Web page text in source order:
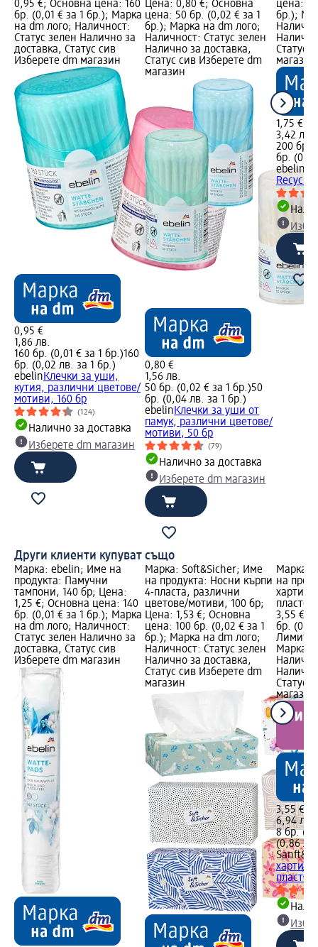
0,95 €; Основна цена: 160
бр. (0,01 € за 1 бр.); Марка
на dm лого; Наличност:
Статус зелен Налично за
доставка, Статус сив
Изберете dm магазин
0,95 €
1,86 лв.
160 бр. (0,01 € за 1 бр.)160
бр. (0,02 лв. за 1 бр.)
ebelinКлечки за уши,
кутия, различни цветове/
мотиви, 160 бр
(124)
Налично за доставка
Изберете dm магазин
Цена: 0,80 €; Основна
цена: 50 бр. (0,02 € за 1
бр.); Марка на dm лого;
Наличност: Статус зелен
Налично за доставка,
Статус сив Изберете dm
магазин
0,80 €
1,56 лв.
50 бр. (0,02 € за 1 бр.)50
бр. (0,04 лв. за 1 бр.)
ebelinКлечки за уши от
памук, различни цветове/
мотиви, 50 бр
(79)
Налично за доставка
Изберете dm магазин
цена:
бр.);
Статус
магазин
1,75 €
3,42 лв.
200 бр.
бр.
ebelin
Други клиенти купуват също
Марка: ebelin; Име на
продукта: Памучни
тампони, 140 бр; Цена:
1,25 €; Основна цена: 140
бр. (0,01 € за 1 бр.); Марка
на dm лого; Наличност:
Статус зелен Налично за
доставка, Статус сив
Изберете dm магазин
Марка: Soft&Sicher; Име
на продукта: Носни кърпи
4-пласта, различни
цветове/мотиви, 100 бр;
Цена: 1,53 €; Основна
цена: 100 бр. (0,02 € за 1
бр.); Марка на dm лого;
Наличност: Статус зелен
Налично за доставка,
Статус сив Изберете dm
магазин
Марка:
на
хартия
3,55 €;
бр.
Марка
Статус
магазин
3,55 €
6,94 лв.
8 бр.
(0,86
хартия